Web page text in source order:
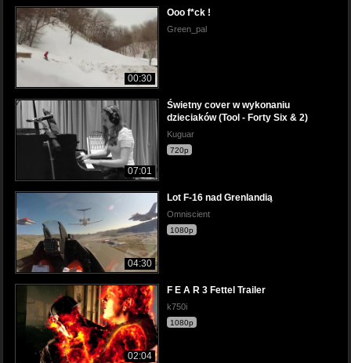
00:30
Ooo f*ck !
Green_pal
07:01
Świetny cover w wykonaniu
dzieciaków (Tool - Forty Six & 2)
Kuguar
720p
04:30
Lot F-16 nad Grenlandią
Omniscient
1080p
02:04
F E A R 3 Fettel Trailer
k750i
1080p